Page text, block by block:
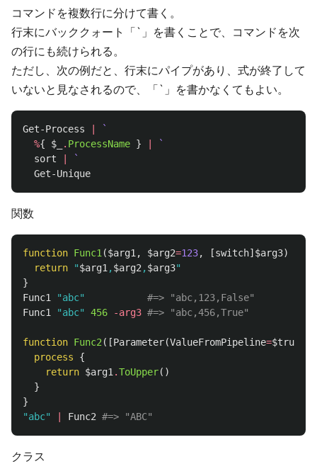
コマンドを複数行に分けて書く。
行末にバッククォート「`」を書くことで、コマンドを次
の行にも続けられる。
ただし、次の例だと、行末にパイプがあり、式が終了して
いないと見なされるので、「`」を書かなくてもよい。
Get-Process
`
%{ $_ . ProcessName }
`
sort
`
Get-Unique
関数
function Func1 ($arg1 , $arg2=123, [switch] $arg3)
return
"$arg1 ,$arg2 ,$arg3"
}
Func1
"abc"
#=> "abc,123,False"
Func1
"abc" 456 -arg3 #=> "abc,456,True"
function Func2 ([Parameter(ValueFromPipeline=$true
process
{
return $arg1 .ToUpper()
}
}
"abc"
Func2 #=> "ABC"
クラス